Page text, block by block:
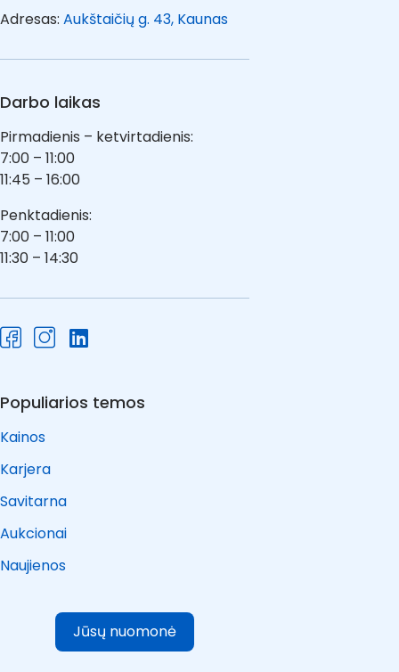
Adresas: Aukštaičių g. 43, Kaunas
Darbo laikas
Pirmadienis – ketvirtadienis:
7:00 – 11:00
11:45 – 16:00
Penktadienis:
7:00 – 11:00
11:30 – 14:30
Populiarios temos
Kainos
Karjera
Savitarna
Aukcionai
Naujienos
Jūsų nuomonė